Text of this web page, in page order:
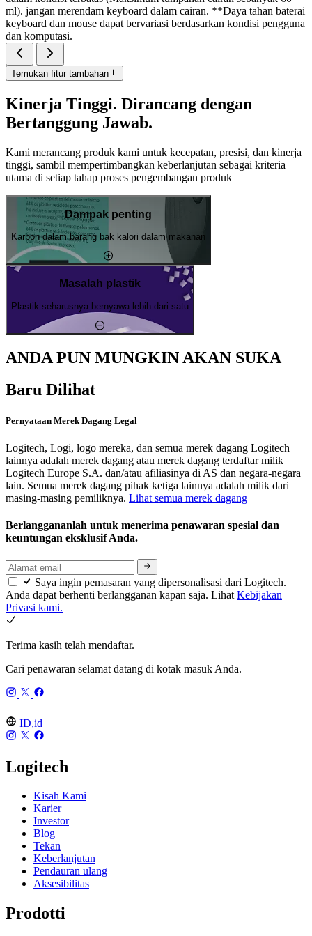
ml). jangan merendam keyboard dalam cairan. **Daya tahan baterai
keyboard dan mouse dapat bervariasi berdasarkan kondisi pengguna
dan komputasi.
Temukan fitur tambahan
Kinerja Tinggi. Dirancang dengan
Bertanggung Jawab.
Kami merancang produk kami untuk kecepatan, presisi, dan kinerja
tinggi, sambil mempertimbangkan keberlanjutan sebagai kriteria
utama di setiap tahap proses pengembangan produk
Dampak penting
Karbon dalam barang bak kalori dalam makanan
Masalah plastik
Plastik seharusnya bernyawa lebih dari satu
ANDA PUN MUNGKIN AKAN SUKA
Baru Dilihat
Pernyataan Merek Dagang Legal
Logitech, Logi, logo mereka, dan semua merek dagang Logitech
lainnya adalah merek dagang atau merek dagang terdaftar milik
Logitech Europe S.A. dan/atau afiliasinya di AS dan negara-negara
lain. Semua merek dagang pihak ketiga lainnya adalah milik dari
masing-masing pemiliknya. Lihat semua merek dagang
Berlanggananlah untuk menerima penawaran spesial dan
keuntungan eksklusif Anda.
Saya ingin pemasaran yang dipersonalisasi dari Logitech.
Anda dapat berhenti berlangganan kapan saja. Lihat Kebijakan
Privasi kami.
Terima kasih telah mendaftar.
Cari penawaran selamat datang di kotak masuk Anda.
ID,id
Logitech
Kisah Kami
Karier
Investor
Blog
Tekan
Keberlanjutan
Pendauran ulang
Aksesibilitas
Prodotti